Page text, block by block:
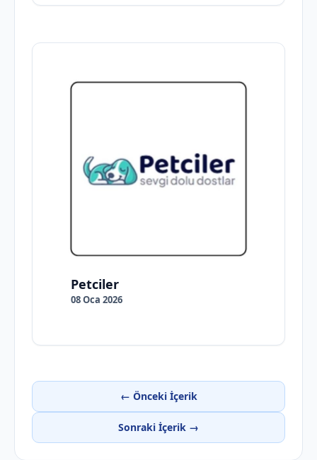
Petciler
08 Oca 2026
← Önceki İçerik
Sonraki İçerik →